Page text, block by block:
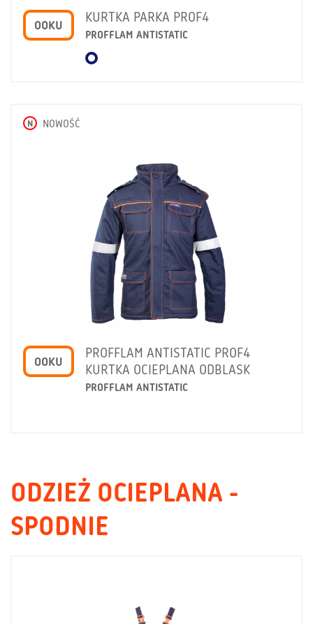
OOKU
KURTKA PARKA PROF4
PROFFLAM ANTISTATIC
N NOWOŚĆ
OOKU
PROFFLAM ANTISTATIC PROF4
KURTKA OCIEPLANA ODBLASK
PROFFLAM ANTISTATIC
ODZIEŻ OCIEPLANA -
SPODNIE